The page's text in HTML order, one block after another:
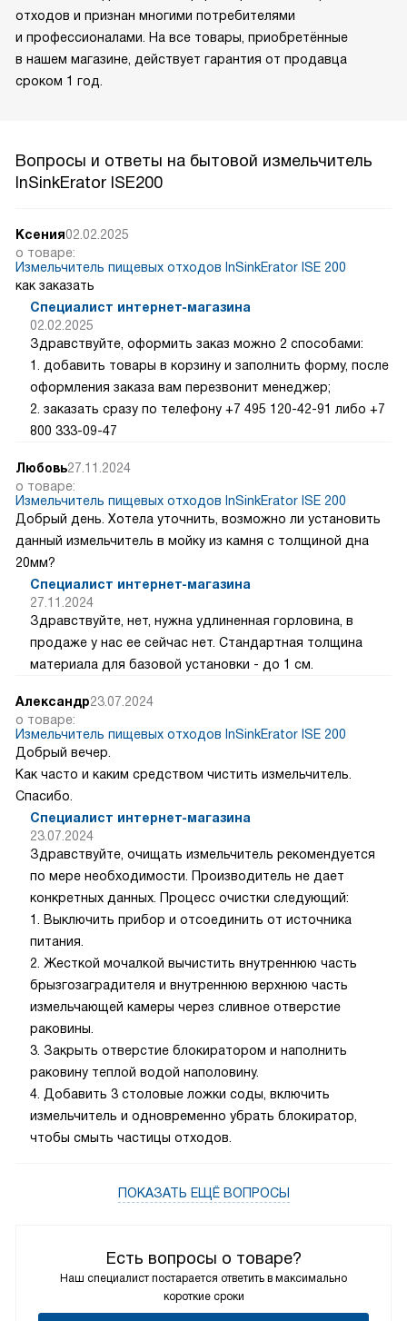
отходов и признан многими потребителями
и профессионалами. На все товары, приобретённые
в нашем магазине, действует гарантия от продавца
сроком 1 год.
Вопросы и ответы на бытовой измельчитель
InSinkErator ISE200
Есть вопросы о товаре?
Наш специалист постарается ответить в максимально
короткие сроки
Ксения02.02.2025
о товаре:
Измельчитель пищевых отходов InSinkErator ISE 200
как заказать
Специалист интернет-магазина
02.02.2025
Здравствуйте, оформить заказ можно 2 способами:
1. добавить товары в корзину и заполнить форму, после
оформления заказа вам перезвонит менеджер;
2. заказать сразу по телефону +7 495 120-42-91 либо +7
800 333-09-47
Любовь27.11.2024
о товаре:
Измельчитель пищевых отходов InSinkErator ISE 200
Добрый день. Хотела уточнить, возможно ли установить
данный измельчитель в мойку из камня с толщиной дна
20мм?
Специалист интернет-магазина
27.11.2024
Здравствуйте, нет, нужна удлиненная горловина, в
продаже у нас ее сейчас нет. Стандартная толщина
материала для базовой установки - до 1 см.
Александр23.07.2024
о товаре:
Измельчитель пищевых отходов InSinkErator ISE 200
Добрый вечер.
Как часто и каким средством чистить измельчитель.
Спасибо.
Специалист интернет-магазина
23.07.2024
Здравствуйте, очищать измельчитель рекомендуется
по мере необходимости. Производитель не дает
конкретных данных. Процесс очистки следующий:
1. Выключить прибор и отсоединить от источника
питания.
2. Жесткой мочалкой вычистить внутреннюю часть
брызгозаградителя и внутреннюю верхнюю часть
измельчающей камеры через сливное отверстие
раковины.
3. Закрыть отверстие блокиратором и наполнить
раковину теплой водой наполовину.
4. Добавить 3 столовые ложки соды, включить
измельчитель и одновременно убрать блокиратор,
чтобы смыть частицы отходов.
ПОКАЗАТЬ ЕЩЁ ВОПРОСЫ